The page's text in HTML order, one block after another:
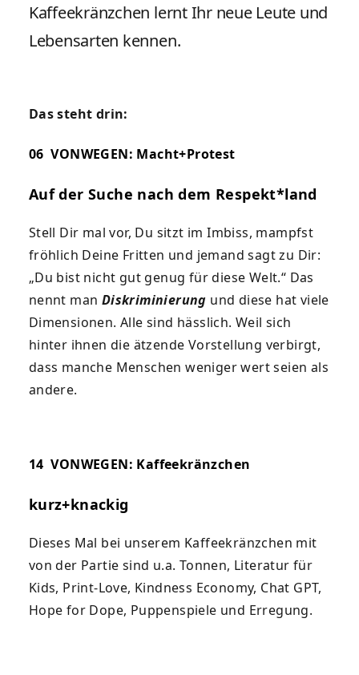
Kaffeekränzchen lernt Ihr neue Leute und
Lebensarten kennen.
Das steht drin:
06 VONWEGEN: Macht+Protest
Auf der Suche nach dem Respekt*land
Stell Dir mal vor, Du sitzt im Imbiss, mampfst
fröhlich Deine Fritten und jemand sagt zu Dir:
„Du bist nicht gut genug für diese Welt.“ Das
nennt man Diskriminierung und diese hat viele
Dimensionen. Alle sind hässlich. Weil sich
hinter ihnen die ätzende Vorstellung verbirgt,
dass manche Menschen weniger wert seien als
andere.
14 VONWEGEN: Kaffeekränzchen
kurz+knackig
Dieses Mal bei unserem Kaffeekränzchen mit
von der Partie sind u.a. Tonnen, Literatur für
Kids, Print-Love, Kindness Economy, Chat GPT,
Hope for Dope, Puppenspiele und Erregung.